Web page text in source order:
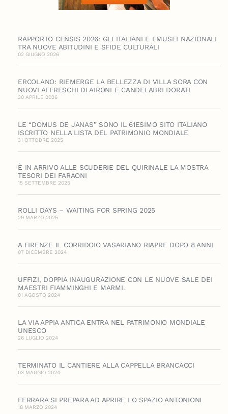
RAPPORTO CENSIS 2026: GLI ITALIANI E I MUSEI NAZIONALI
TRA NUOVE ABITUDINI E SFIDE CULTURALI
02 GIUGNO 2026
ERCOLANO: RIEMERGE LA BELLEZZA DI VILLA SORA CON
NUOVI AFFRESCHI DI AIRONI E CANDELABRI DORATI
30 APRILE 2026
LE “DOMUS DE JANAS” SONO IL 61ESIMO SITO ITALIANO
ISCRITTO NELLA LISTA DEL PATRIMONIO MONDIALE
31 OTTOBRE 2025
È IN ARRIVO ALLE SCUDERIE DEL QUIRINALE LA MOSTRA
TESORI DEI FARAONI
15 SETTEMBRE 2025
ROLLI DAYS – WAITING FOR SPRING 2025
29 MARZO 2025
A FIRENZE IL CORRIDOIO VASARIANO RIAPRE DOPO 8 ANNI
07 DICEMBRE 2024
UFFIZI, DOPPIA INAUGURAZIONE CON LE NUOVE SALE DEI
MAESTRI FIAMMINGHI E MARMI.
01 AGOSTO 2024
LA VIA APPIA ANTICA ENTRA NEL PATRIMONIO MONDIALE
UNESCO
26 LUGLIO 2024
TERMINATO IL CANTIERE ALLA CAPPELLA BRANCACCI
03 MAGGIO 2024
FERRARA SI PREPARA AD APRIRE LO SPAZIO ANTONIONI
18 MARZO 2024